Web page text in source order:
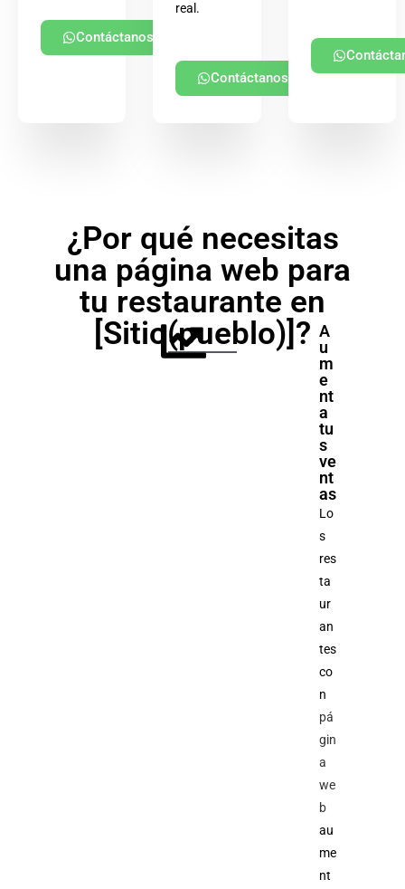
Contáctanos
real.
Contáctanos
¿Por qué necesitas
una página web para
tu restaurante en
[Sitio(pueblo)]? A
u
m
e
nt
a
tu
s
ve
nt
as
Lo
s
res
ta
ur
an
tes
co
n
pá
gin
a
we
b
au
me
nt